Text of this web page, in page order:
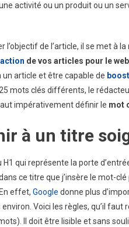
activité ou un produit ou un
l’objectif de l’article, il se met à la
de vos articles pour le web
un article et être capable de
mots clés différents, le
impérativement définir le mot
à un titre
H1 qui représente la porte
ce titre que j’insère le mot-
effet, Google donne plus
Voici les règles, qu’il
Il doit être lisible et sans